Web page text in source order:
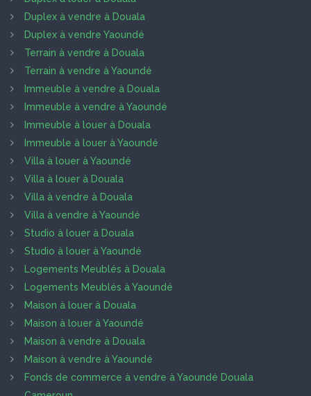
Duplex à vendre à Douala
Duplex à vendre Yaoundé
Terrain à vendre à Douala
Terrain à vendre à Yaoundé
Immeuble à vendre à Douala
Immeuble à vendre à Yaoundé
Immeuble à louer à Douala
Immeuble à louer à Yaoundé
Villa à louer à Yaoundé
Villa à louer à Douala
Villa à vendre à Douala
Villa à vendre à Yaoundé
Studio à louer à Douala
Studio à louer à Yaoundé
Logements Meublés à Douala
Logements Meublés à Yaoundé
Maison à louer à Douala
Maison à louer à Yaoundé
Maison à vendre à Douala
Maison à vendre à Yaoundé
Fonds de commerce à vendre à Yaoundé Douala